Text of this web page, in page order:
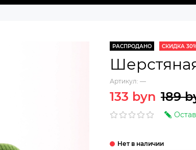
РАСПРОДАНО СКИДКА
Артикул: —
133 byn 189